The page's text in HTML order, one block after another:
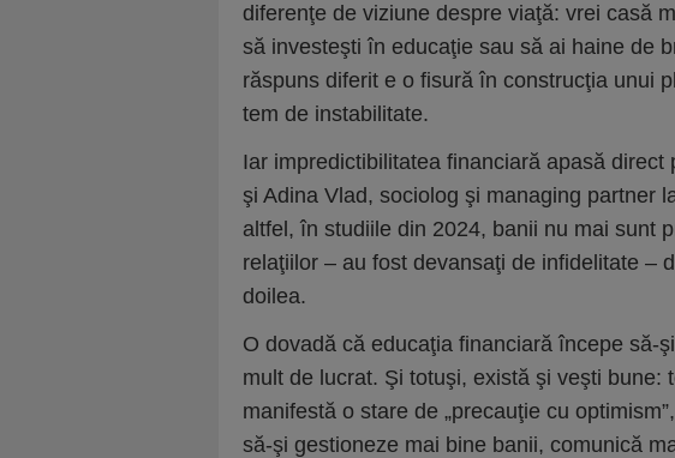
diferenţe de viziune despre viaţă: vrei casă
să investeşti în educaţie sau să ai haine de
răspuns diferit e o fisură în construcţia unui
tem de instabilitate.
Iar impredictibilitatea financiară apasă direct
şi Adina Vlad, sociolog şi managing partner
altfel, în studiile din 2024, banii nu mai sunt
relaţiilor – au fost devansaţi de infidelitate –
doilea.
O dovadă că educaţia financiară începe să-
mult de lucrat. Şi totuşi, există şi veşti bune:
manifestă o stare de „precauţie cu
să-şi gestioneze mai bine banii, comunică